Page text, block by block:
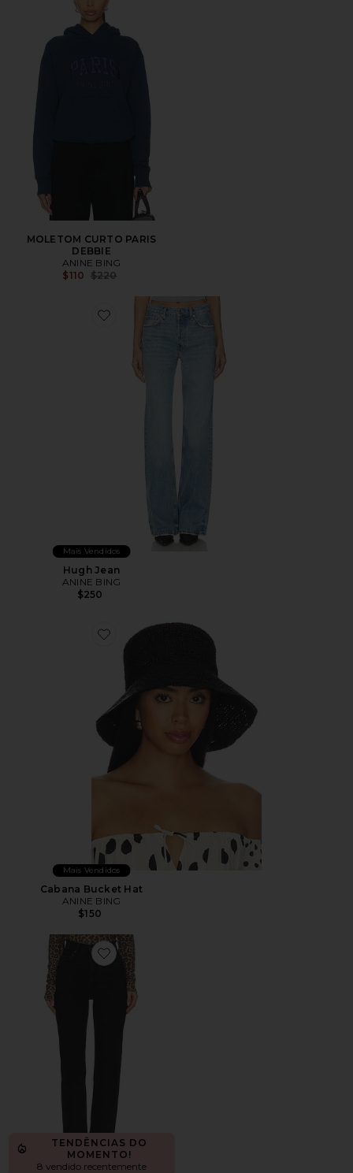
MOLETOM CURTO PARIS
DEBBIE
ANINE BING
$110 Previous price:
$220
Favorite Hugh Jean
Mais Vendidos
Hugh Jean
ANINE BING
$250
Favorite Cabana Bucket Hat
Mais Vendidos
Cabana Bucket Hat
ANINE BING
$150
Favorite Jane Jeans
TENDÊNCIAS DO
MOMENTO!
8 vendido recentemente